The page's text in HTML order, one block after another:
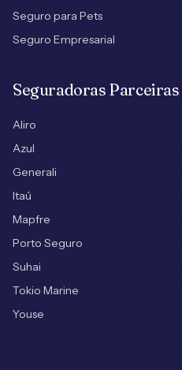
Seguro para Pets
Seguro Empresarial
Seguradoras Parceiras
Aliro
Azul
Generali
Itaú
Mapfre
Porto Seguro
Suhai
Tokio Marine
Youse